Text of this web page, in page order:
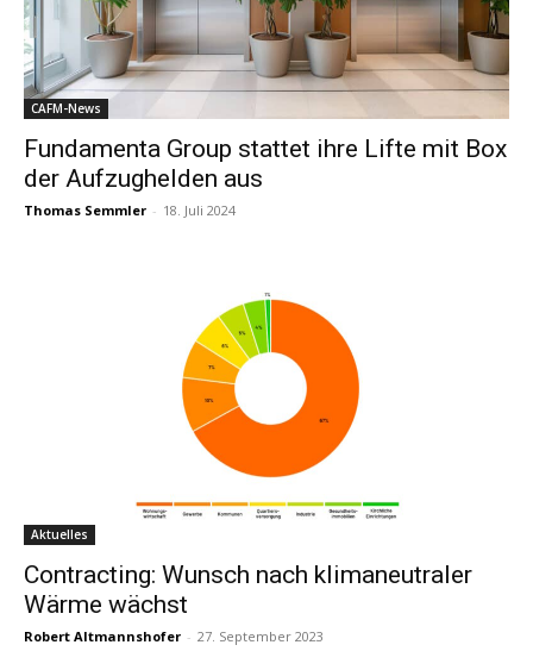
CAFM-News
Fundamenta Group stattet ihre Lifte mit Box
der Aufzughelden aus
Thomas Semmler - 18. Juli 2024
Aktuelles
Contracting: Wunsch nach klimaneutraler
Wärme wächst
Robert Altmannshofer - 27. September 2023